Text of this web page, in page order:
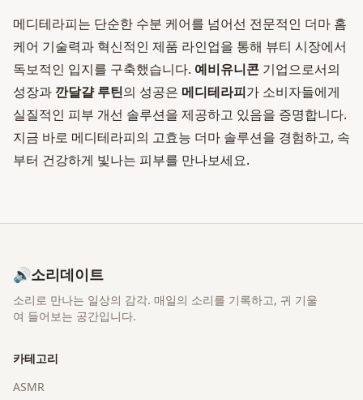
메디테라피는 단순한 수분 케어를 넘어선 전문적인 더마 홈
케어 기술력과 혁신적인 제품 라인업을 통해 뷰티 시장에서
독보적인 입지를 구축했습니다. 예비유니콘 기업으로서의
성장과 깐달걀 루틴의 성공은 메디테라피가 소비자들에게
실질적인 피부 개선 솔루션을 제공하고 있음을 증명합니다.
지금 바로 메디테라피의 고효능 더마 솔루션을 경험하고, 속
부터 건강하게 빛나는 피부를 만나보세요.
🔊소리데이트
소리로 만나는 일상의 감각. 매일의 소리를 기록하고, 귀 기울
여 들어보는 공간입니다.
카테고리
ASMR